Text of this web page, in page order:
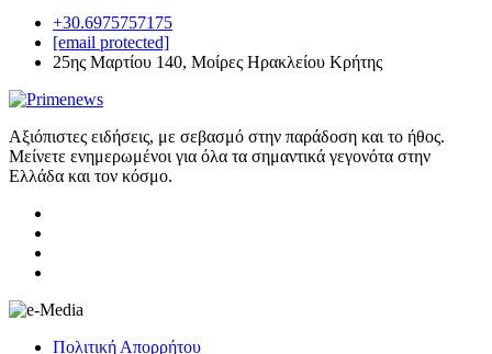
+30.6975757175
[email protected]
25ης Μαρτίου 140, Μοίρες Ηρακλείου Κρήτης
Αξιόπιστες ειδήσεις, με σεβασμό στην παράδοση και το ήθος.
Μείνετε ενημερωμένοι για όλα τα σημαντικά γεγονότα στην
Ελλάδα και τον κόσμο.
Πολιτική Απορρήτου